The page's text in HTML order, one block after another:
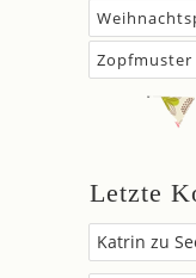
Zopfmuster
Letzte
Katrin zu